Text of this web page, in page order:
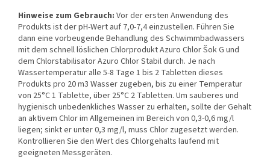
Hinweise zum Gebrauch: Vor der ersten Anwendung des
Produkts ist der pH-Wert auf 7,0-7,4 einzustellen. Führen Sie
dann eine vorbeugende Behandlung des Schwimmbadwassers
mit dem schnell löslichen Chlorprodukt Azuro Chlor Šok G und
dem Chlorstabilisator Azuro Chlor Stabil durch. Je nach
Wassertemperatur alle 5-8 Tage 1 bis 2 Tabletten dieses
Produkts pro 20 m3 Wasser zugeben, bis zu einer Temperatur
von 25°C 1 Tablette, über 25°C 2 Tabletten. Um sauberes und
hygienisch unbedenkliches Wasser zu erhalten, sollte der Gehalt
an aktivem Chlor im Allgemeinen im Bereich von 0,3-0,6 mg/l
liegen; sinkt er unter 0,3 mg/l, muss Chlor zugesetzt werden.
Kontrollieren Sie den Wert des Chlorgehalts laufend mit
geeigneten Messgeräten.